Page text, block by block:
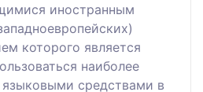
иностранным
которого является
наиболее
средствами в